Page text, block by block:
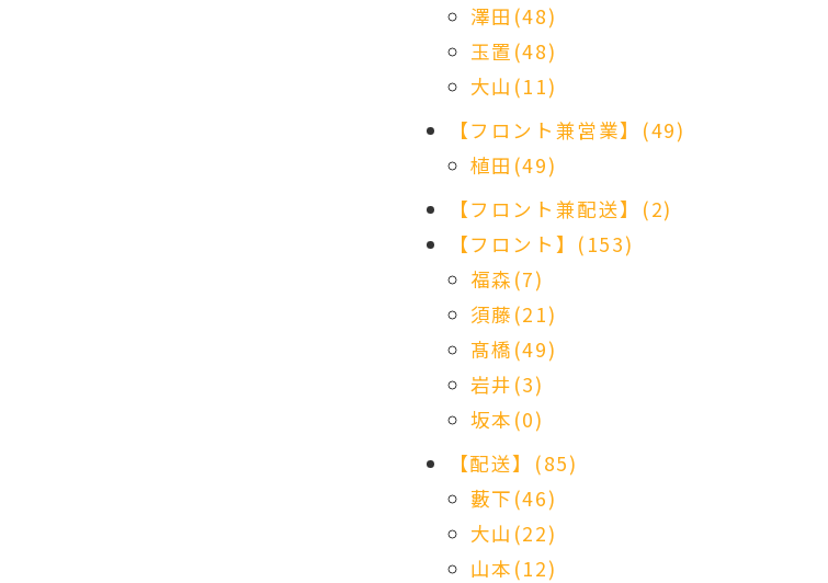
澤田(48)
玉置(48)
大山(11)
【フロント兼営業】(49)
植田(49)
【フロント兼配送】(2)
【フロント】(153)
福森(7)
須藤(21)
髙橋(49)
岩井(3)
坂本(0)
【配送】(85)
藪下(46)
大山(22)
山本(12)